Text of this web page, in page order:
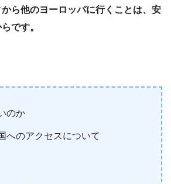
ら他のヨーロッパに行くことは、安
です。
のか
へのアクセスについて